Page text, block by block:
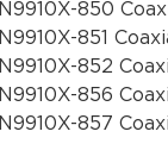
N9910X-850
N9910X-851
N9910X-852
N9910X-856
N9910X-857